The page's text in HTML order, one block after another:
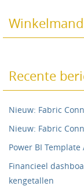
Winkelmand
Recente
Nieuw: Fabric
Nieuw: Fabric
Power BI
Financieel
kengetallen